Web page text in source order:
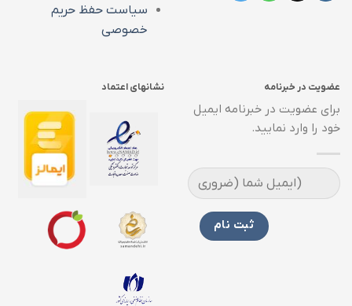
سیاست حفظ حریم
خصوصی
عضویت در خبرنامه
برای عضویت در خبرنامه ایمیل
خود را وارد نمایید.
نشانهای اعتماد